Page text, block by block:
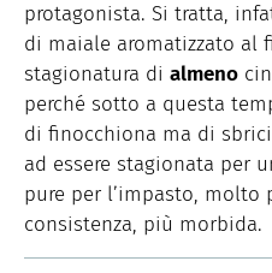
protagonista. Si tratta,
di maiale aromatizzato al
stagionatura di almeno
perché sotto a questa
di finocchiona ma di
ad essere stagionata per
pure per l’impasto, molto
consistenza, più morbida.